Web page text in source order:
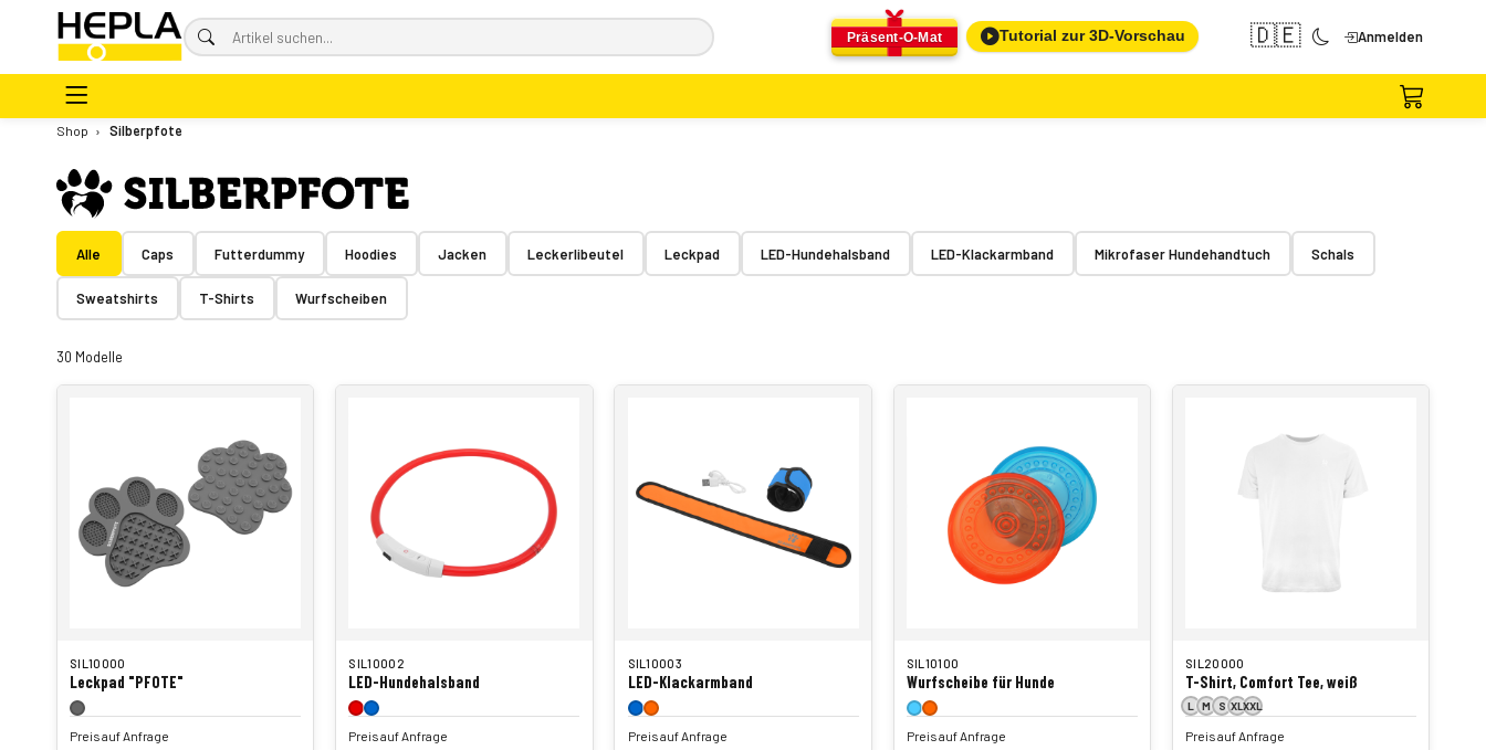
Präsent-O-Mat Tutorial zur 3D-Vorschau 🇩🇪 Anmelden
Shop › Silberpfote
Alle Caps Futterdummy Hoodies Jacken Leckerlibeutel Leckpad LED-Hundehalsband LED-Klackarmband Mikrofaser Hundehandtuch Schals
Sweatshirts T-Shirts Wurfscheiben
30 Modelle
SIL10000
Leckpad "PFOTE"
Preis auf Anfrage
SIL10002
LED-Hundehalsband
Preis auf Anfrage
SIL10003
LED-Klackarmband
Preis auf Anfrage
SIL10100
Wurfscheibe für Hunde
Preis auf Anfrage
SIL20000
T-Shirt, Comfort Tee, weiß
L M S XLXXL
Preis auf Anfrage